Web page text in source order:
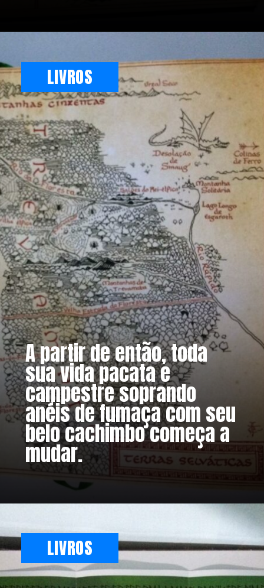
A partir de então, toda
sua vida pacata e
campestre soprando
anéis de fumaça com seu
belo cachimbo começa a
mudar.
LIVROS
LIVROS